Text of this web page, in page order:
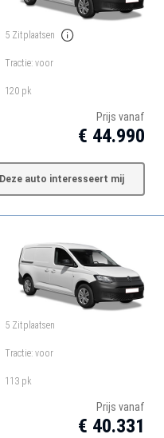
5 Zitplaatsen
Tractie: voor
120 pk
Prijs vanaf
€ 44.990
Deze auto interesseert mij
5 Zitplaatsen
Tractie: voor
113 pk
Prijs vanaf
€ 40.331